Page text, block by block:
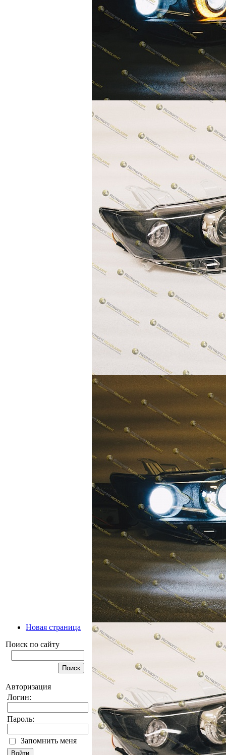
Новая страница
Поиск по сайту
Авторизация
Логин:
Пароль:
Запомнить меня